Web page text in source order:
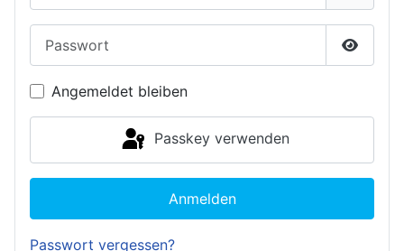
Angemeldet bleiben
Passkey verwenden
Anmelden
Passwort vergessen?